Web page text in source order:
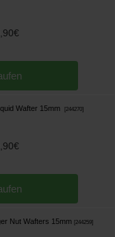
90€
Wafter 15mm [244270]
90€
Nut Wafters 15mm [244259]